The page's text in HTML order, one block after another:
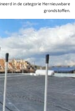
in de categorie Hernieuwbare
grondstoffen.